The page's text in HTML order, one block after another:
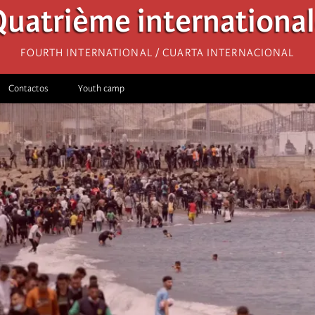
Fourth International / Cuarta Internacional
Contactos Youth camp